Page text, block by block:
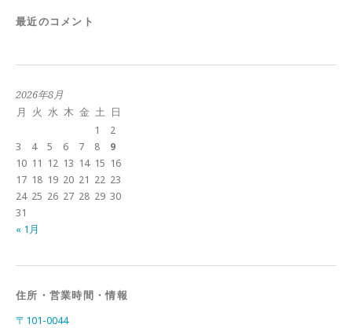
最近のコメント
2026年8月
月
火 水 木 金 土 日
« 1月
1
2
3
4 5 6 7 8
9
10 11 12 13 14 15 16
17 18 19 20 21 22 23
24 25 26 27 28 29 30
31
住所・営業時間・情報
〒101-0044